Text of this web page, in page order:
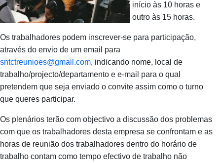
início às 10 horas e
outro às 15 horas.
Os trabalhadores podem inscrever-se para participação,
através do envio de um email para
sntctreunioes@gmail.com, indicando nome, local de
trabalho/projecto/departamento e e-mail para o qual
pretendem que seja enviado o convite assim como o turno
que queres participar.
Os plenários terão com objectivo a discussão dos problemas
com que os trabalhadores desta empresa se confrontam e as
horas de reunião dos trabalhadores dentro do horário de
trabalho contam como tempo efectivo de trabalho não